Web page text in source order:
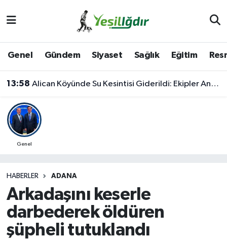
Genel Gündem Siyaset Sağlık Eğitim
13:58 Alican Köyünde Su Kesintisi Giderildi: Ekipler Anında Müdahale Etti
Genel
HABERLER ADANA
Arkadaşını keserle
darbederek öldüren
şüpheli tutuklandı
İğdir Namaz Vakitleri
Iğdır Trafik Yoğunluk Haritası
Süper Lig Puan Durumu ve Fikstür
Son Dakika Haberleri
Haber Arşivi